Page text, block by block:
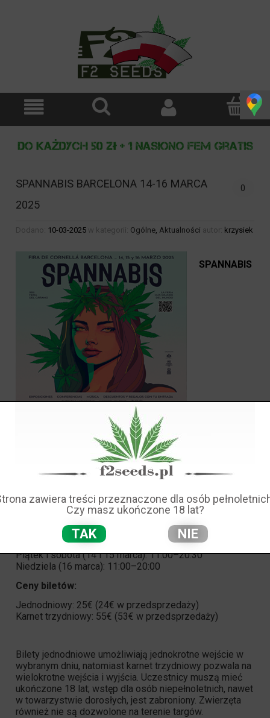
SPANNABIS BARCELONA 14-16 MARCA
2025
0
Dodano: 10-03-2025 w kategorii: Ogólne, Aktualności autor: krzysiek
SPANNABIS
BARCELONA 14-16 MARCA 2025
Juz w najbliższy weekend: Spannabis! To największe
europejskie targi konopne, które odbędą się w
dniach 14–16 marca 2025 roku w Fira de
Cornellà w Barcelonie. Wydarzenie zgromadzi ponad
300 wystawców z całego świata, prezentujących
najnowsze osiągnięcia w branży konopnej.
Godziny otwarcia i bilety:
Piątek i sobota (14 i 15 marca): 11:00–20:30
Niedziela (16 marca): 11:00–20:00
Ceny biletów:
Jednodniowy: 25€ (24€ w przedsprzedaży)
Karnet trzydniowy: 55€ (53€ w przedsprzedaży)
Bilety jednodniowe umożliwiają jednokrotne wejście w
wybranym dniu, natomiast karnet trzydniowy pozwala na
wielokrotne wejścia i wyjścia. Uczestnicy muszą mieć
ukończone 18 lat; wstęp dla osób niepełnoletnich, nawet
w towarzystwie dorosłych, jest zabroniony. Zwierzęta
również nie są dozwolone na terenie targów.
zawiera treści przeznaczone dla osób
Czy masz ukończone 18 lat?
TAK NIE